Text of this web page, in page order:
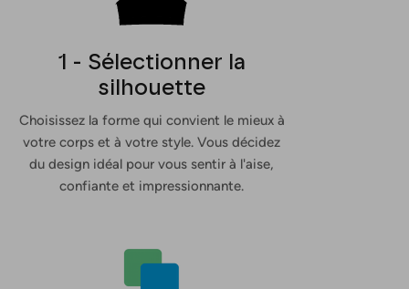
1 - Sélectionner la
silhouette
Choisissez la forme qui convient le mieux à
votre corps et à votre style. Vous décidez
du design idéal pour vous sentir à l'aise,
confiante et impressionnante.